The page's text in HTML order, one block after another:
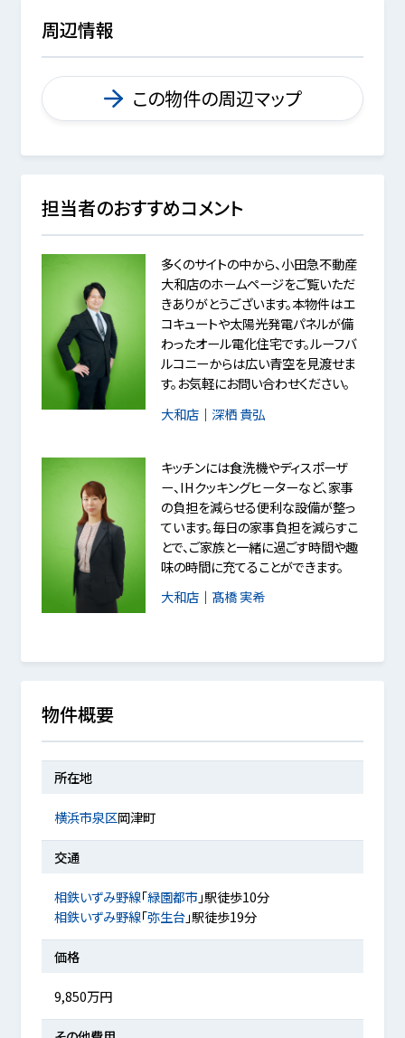
周辺情報
この物件の周辺マップ
担当者のおすすめコメント
多くのサイトの中から、小田急不動産
大和店のホームページをご覧いただ
きありがとうございます。本物件はエ
コキュートや太陽光発電パネルが備
わったオール電化住宅です。ルーフバ
ルコニーからは広い青空を見渡せま
す。お気軽にお問い合わせください。
大和店｜ 深栖 貴弘
キッチンには食洗機やディスポーザ
ー、IHクッキングヒーターなど、家事
の負担を減らせる便利な設備が整っ
ています。毎日の家事負担を減らすこ
とで、ご家族と一緒に過ごす時間や趣
味の時間に充てることができます。
大和店｜ 髙橋 実希
物件概要
所在地
横浜市泉区岡津町
交通
相鉄いずみ野線「緑園都市 」駅徒歩10分
相鉄いずみ野線「弥生台」駅徒歩19分
価格
9,850万円